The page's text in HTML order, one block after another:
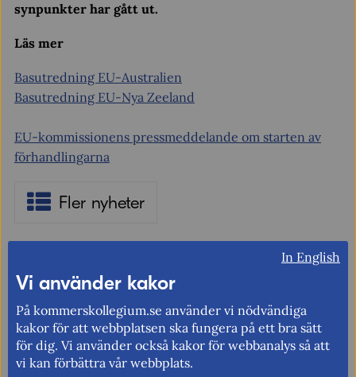
synpunkter har gått ut.
Läs mer
Basutredning EU-Australien
Basutredning EU-Nya Zeeland
EU-kommissionens pressmeddelande om starten av
förhandlingarna
Fler nyheter
Berätta gärna vad vi kan göra för att
förbättra den här sidan.
Synpunkter (obligatoriskt)
Uppdaterad: 2020-02-07
In English
Vi använder kakor
På kommerskollegium.se använder vi nödvändiga
kakor för att webbplatsen ska fungera på ett bra sätt
för dig. Vi använder också kakor för webbanalys så att
vi kan förbättra vår webbplats.